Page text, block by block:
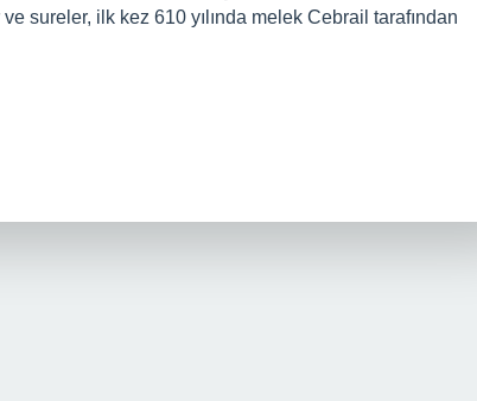
sureler, ilk kez 610 yılında melek Cebrail tarafından